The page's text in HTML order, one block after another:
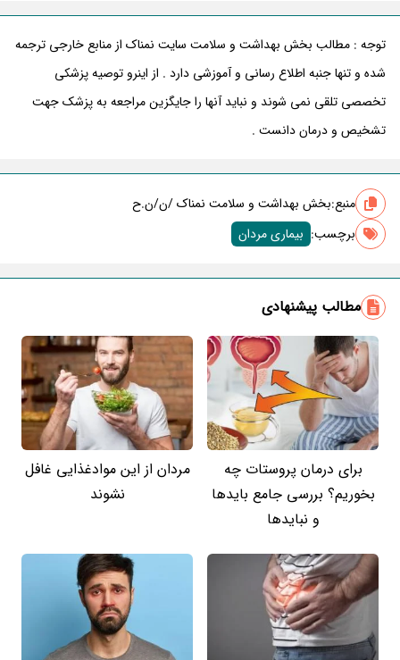
توجه : مطالب بخش بهداشت و سلامت سایت نمناک از منابع خارجی ترجمه
شده و تنها جنبه اطلاع رسانی و آموزشی دارد . از اینرو توصیه پزشکی
تخصصی تلقی نمی شوند و نباید آنها را جایگزین مراجعه به پزشک جهت
تشخیص و درمان دانست .
منبع:بخش بهداشت و سلامت نمناک /ن/ن.ح
برچسب‌: بیماری مردان
مطالب پیشنهادی
برای درمان پروستات چه
بخوریم؟ بررسی جامع بایدها
و نبایدها
مردان از این موادغذایی غافل
نشوند